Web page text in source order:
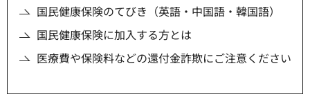
国民健康保険のてびき（英語・中国語・韓国語）
国民健康保険に加入する方とは
医療費や保険料などの還付金詐欺にご注意ください